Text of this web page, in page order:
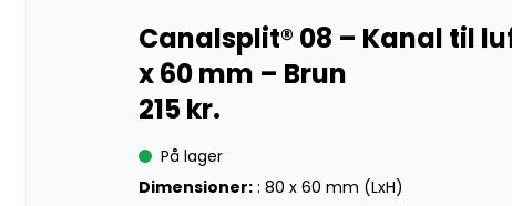
Canalsplit® 08 – Kanal til
x 60 mm – Brun
215kr.
På lager
Dimensioner:: 80 x 60 mm (LxH)